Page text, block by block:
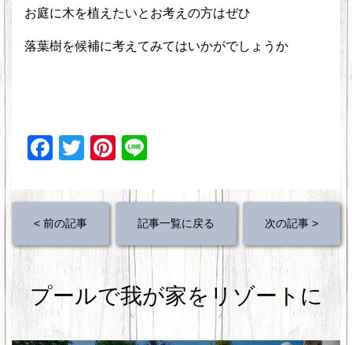
お庭に木を植えたいとお考えの方はぜひ
落葉樹を候補に考えてみてはいかがでしょうか
F
c
e
b
o
o
k
T
tt
er
Pi
er
st
e
< 前の記事 記事一覧に戻る 次の記事 >
プールで我が家をリゾートに